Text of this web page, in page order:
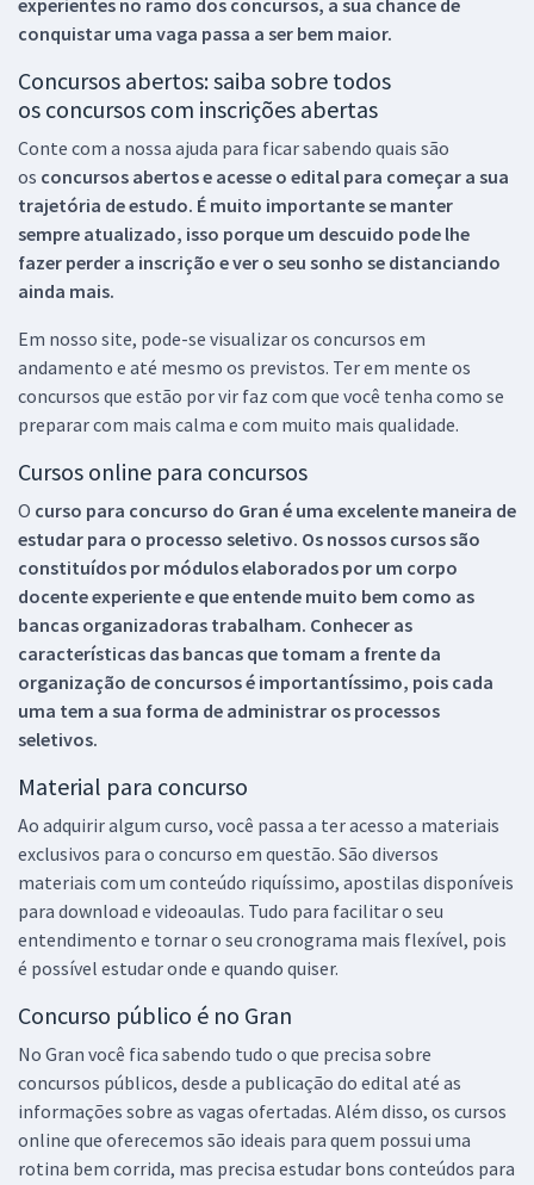
experientes no ramo dos concursos, a sua chance de
conquistar uma vaga passa a ser bem maior.
Concursos abertos: saiba sobre todos
os concursos com inscrições abertas
Conte com a nossa ajuda para ficar sabendo quais são
os concursos abertos e acesse o edital para começar a sua
trajetória de estudo. É muito importante se manter
sempre atualizado, isso porque um descuido pode lhe
fazer perder a inscrição e ver o seu sonho se distanciando
ainda mais.
Em nosso site, pode-se visualizar os concursos em
andamento e até mesmo os previstos. Ter em mente os
concursos que estão por vir faz com que você tenha como se
preparar com mais calma e com muito mais qualidade.
Cursos online para concursos
O curso para concurso do Gran é uma excelente maneira de
estudar para o processo seletivo. Os nossos cursos são
constituídos por módulos elaborados por um corpo
docente experiente e que entende muito bem como as
bancas organizadoras trabalham. Conhecer as
características das bancas que tomam a frente da
organização de concursos é importantíssimo, pois cada
uma tem a sua forma de administrar os processos
seletivos.
Material para concurso
Ao adquirir algum curso, você passa a ter acesso a materiais
exclusivos para o concurso em questão. São diversos
materiais com um conteúdo riquíssimo, apostilas disponíveis
para download e videoaulas. Tudo para facilitar o seu
entendimento e tornar o seu cronograma mais flexível, pois
é possível estudar onde e quando quiser.
Concurso público é no Gran
No Gran você fica sabendo tudo o que precisa sobre
concursos públicos, desde a publicação do edital até as
informações sobre as vagas ofertadas. Além disso, os cursos
online que oferecemos são ideais para quem possui uma
rotina bem corrida, mas precisa estudar bons conteúdos para